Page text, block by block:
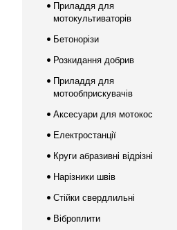
Приладдя для
мотокультиваторів
Бетонорізи
Розкидання добрив
Приладдя для
мотообприскувачів
Аксесуари для мотокос
Електростанції
Круги абразивні відрізні
Нарізники швів
Стійки свердлильні
Віброплити